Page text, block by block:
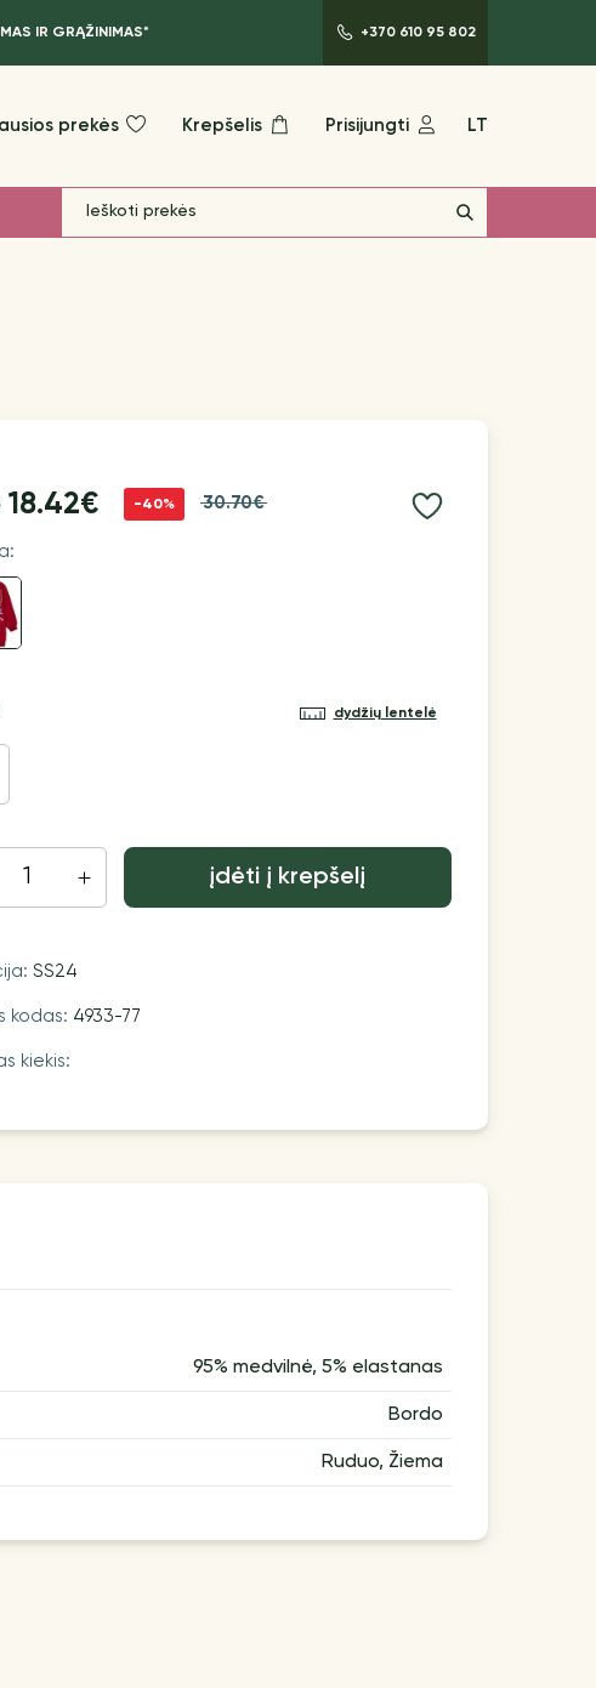
IR GRĄŽINIMAS* +370 610 95 802
prekės Krepšelis Prisijungti LT
18.42€ -40% 30.70€
dydžių lentelė
įdėti į krepšelį
SS24
kodas: 4933-77
kiekis:
95% medvilnė, 5% elastanas
Bordo
Ruduo, Žiema